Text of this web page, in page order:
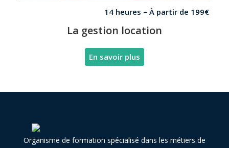
14 heures – À partir de 199€
La gestion location
En savoir plus
Organisme de formation spécialisé dans les métiers de